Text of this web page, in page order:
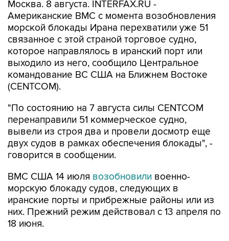
морской блокады Ирана перехватили уже 51
связанное с этой страной торговое судно,
которое направлялось в иранский порт или
выходило из него, сообщило Центральное
командование ВС США на Ближнем Востоке
(CENTCOM).
"По состоянию на 7 августа силы CENTCOM
вывели из строя два и провели досмотр еще
двух судов в рамках обеспечения блокады", -
говорится в сообщении.
ВМС США 14 июлявозобновили
иранские порты и прибрежные районы или из
них. Прежний режим действовал с 13 апреля по
18 июня.
За два месяца силы Центрального